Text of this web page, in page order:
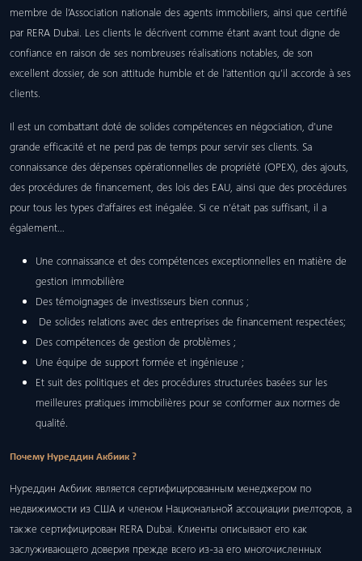
membre de l’Association nationale des agents immobiliers, ainsi que certifié
par RERA Dubai. Les clients le décrivent comme étant avant tout digne de
confiance en raison de ses nombreuses réalisations notables, de son
excellent dossier, de son attitude humble et de l’attention qu’il accorde à ses
clients.
Il est un combattant doté de solides compétences en négociation, d’une
grande efficacité et ne perd pas de temps pour servir ses clients. Sa
connaissance des dépenses opérationnelles de propriété (OPEX), des ajouts,
des procédures de financement, des lois des EAU, ainsi que des procédures
pour tous les types d’affaires est inégalée. Si ce n’était pas suffisant, il a
également…
Une connaissance et des compétences exceptionnelles en matière de
gestion immobilière
Des témoignages de investisseurs bien connus ;
De solides relations avec des entreprises de financement respectées;
Des compétences de gestion de problèmes ;
Une équipe de support formée et ingénieuse ;
Et suit des politiques et des procédures structurées basées sur les
meilleures pratiques immobilières pour se conformer aux normes de
qualité.
Почему Нуреддин Акбиик ?
Нуреддин Акбиик является сертифицированным менеджером по
недвижимости из США и членом Национальной ассоциации риелторов, а
также сертифицирован RERA Dubai. Клиенты описывают его как
заслуживающего доверия прежде всего из-за его многочисленных